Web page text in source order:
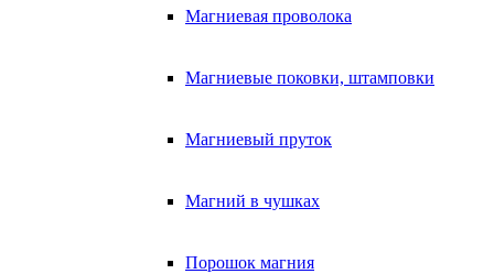
Магниевая проволока
Магниевые поковки, штамповки
Магниевый пруток
Магний в чушках
Порошок магния